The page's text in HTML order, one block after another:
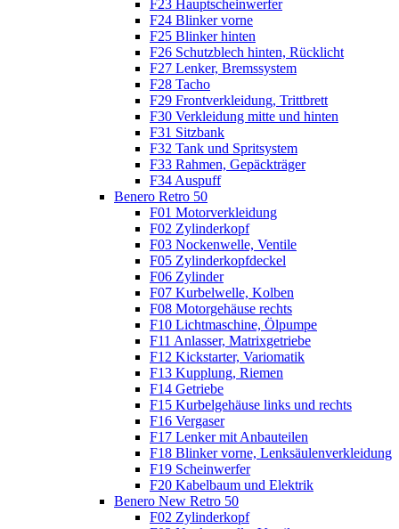
F23 Hauptscheinwerfer
F24 Blinker vorne
F25 Blinker hinten
F26 Schutzblech hinten, Rücklicht
F27 Lenker, Bremssystem
F28 Tacho
F29 Frontverkleidung, Trittbrett
F30 Verkleidung mitte und hinten
F31 Sitzbank
F32 Tank und Spritsystem
F33 Rahmen, Gepäckträger
F34 Auspuff
Benero Retro 50
F01 Motorverkleidung
F02 Zylinderkopf
F03 Nockenwelle, Ventile
F05 Zylinderkopfdeckel
F06 Zylinder
F07 Kurbelwelle, Kolben
F08 Motorgehäuse rechts
F10 Lichtmaschine, Ölpumpe
F11 Anlasser, Matrixgetriebe
F12 Kickstarter, Variomatik
F13 Kupplung, Riemen
F14 Getriebe
F15 Kurbelgehäuse links und rechts
F16 Vergaser
F17 Lenker mit Anbauteilen
F18 Blinker vorne, Lenksäulenverkleidung
F19 Scheinwerfer
F20 Kabelbaum und Elektrik
Benero New Retro 50
F02 Zylinderkopf